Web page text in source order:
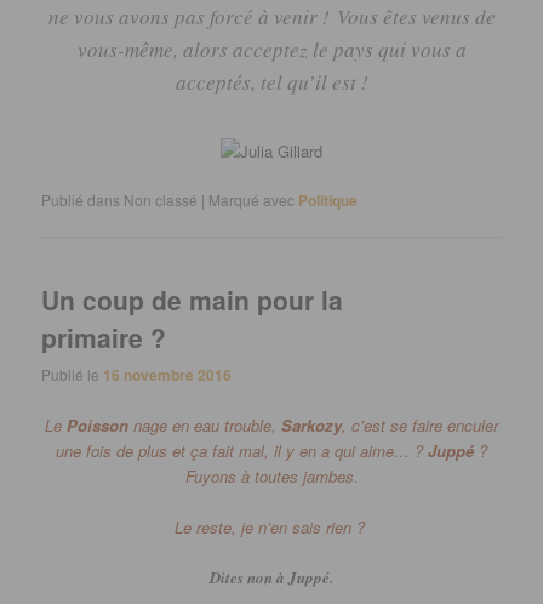
ne vous avons pas forcé à venir ! Vous êtes venus de
vous-même, alors acceptez le pays qui vous a
acceptés, tel qu’il est !
Publié dans Non classé | Marqué avec Politique
Un coup de main pour la
primaire ?
Publié le 16 novembre 2016
Le Poisson nage en eau trouble, Sarkozy, c’est se faire enculer
une fois de plus et ça fait mal, il y en a qui aime… ?Juppé ?
Fuyons à toutes jambes.
Le reste, je n’en sais rien ?
Dites non à Juppé.